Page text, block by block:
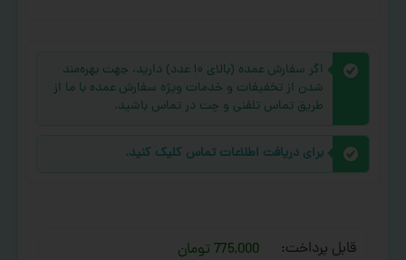
اگر سفارش عمده (بالای ۱۰ عدد) دارید، جهت بهره‌مند
شدن از تخفیفات و خدمات ویژه سفارش عمده با ما از
طریق تماس تلفنی و چت در تماس باشید.
برای دریافت اطلاعات تماس کلیک کنید.
قابل پرداخت: 775,000 تومان